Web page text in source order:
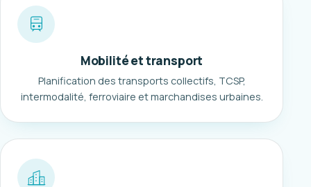
Mobilité et transport
Planification des transports collectifs, TCSP,
intermodalité, ferroviaire et marchandises urbaines.